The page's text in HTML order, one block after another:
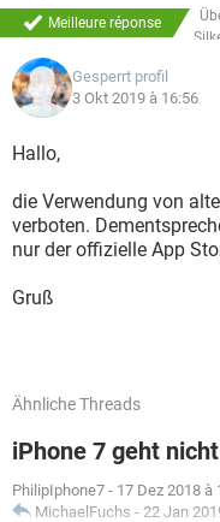
Meilleure réponse
Gesperrt profil
3 Okt 2019 à 16:56
Hallo,
die Verwendung von
verboten.
nur der offizielle App
Gruß
Ähnliche Threads
iPhone 7 geht
PhilipIphone7 - 17 Dez 2018 à
MichaelFuchs - 22 Jan